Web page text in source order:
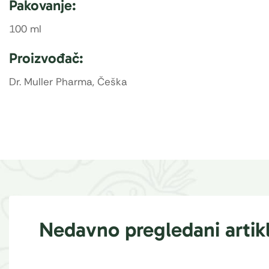
Pakovanje:
100 ml
Proizvođač:
Dr. Muller Pharma, Češka
Nedavno pregledani